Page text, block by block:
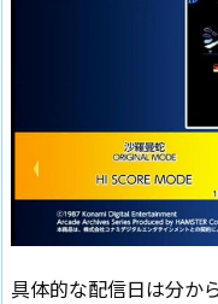
具体的な配信日は分か